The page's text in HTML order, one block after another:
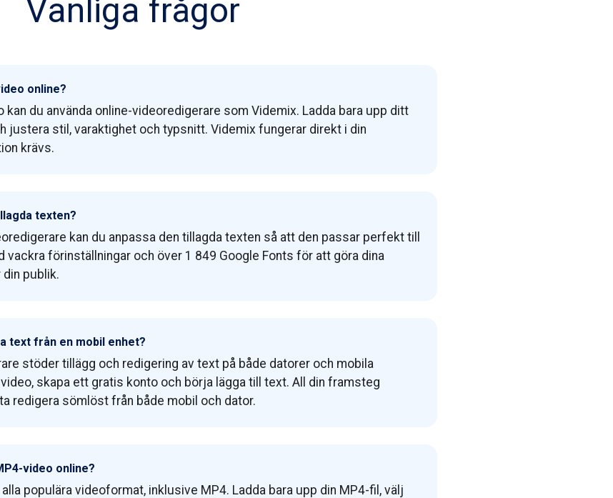
Vanliga frågor
online?
du använda online-videoredigerare som Videmix. Ladda bara upp ditt
justera stil, varaktighet och typsnitt. Videmix fungerar direkt i din
krävs.
texten?
kan du anpassa den tillagda texten så att den passar perfekt till
vackra förinställningar och över 1 849 Google Fonts för att göra dina
publik.
text från en mobil enhet?
stöder tillägg och redigering av text på både datorer och mobila
skapa ett gratis konto och börja lägga till text. All din framsteg
redigera sömlöst från både mobil och dator.
video online?
populära videoformat, inklusive MP4. Ladda bara upp din MP4-fil, välj